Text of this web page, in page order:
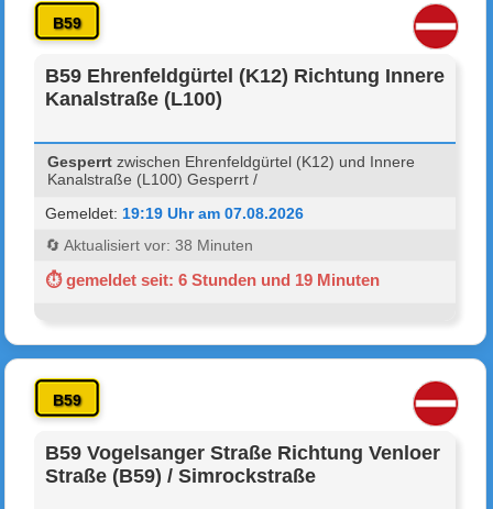
B59
B59 Ehrenfeldgürtel (K12) Richtung Innere
Kanalstraße (L100)
Gesperrt zwischen Ehrenfeldgürtel (K12) und Innere
Kanalstraße (L100) Gesperrt /
Gemeldet: 19:19 Uhr am 07.08.2026
🔄 Aktualisiert vor: 38 Minuten
⏱ gemeldet seit: 6 Stunden und 19 Minuten
B59
B59 Vogelsanger Straße Richtung Venloer
Straße (B59) / Simrockstraße